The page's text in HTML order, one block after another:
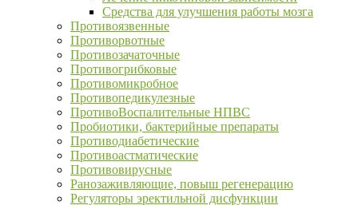
Средства для улучшения работы мозга
Противоязвенные
Противорвотные
Противозачаточные
Противогрибковые
Противомикробное
Противопедикулезные
ПротивоВоспалительные НПВС
Пробиотики, бактерийные препараты
Противодиабетические
Противоастматические
Противовирусные
Ранозаживляющие, повыш регенерацию
Регуляторы эректильной дисфункции